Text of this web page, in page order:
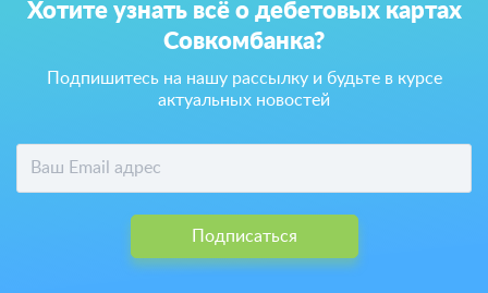
Хотите узнать всё о дебетовых картах
Совкомбанка?
Подпишитесь на нашу рассылку и будьте в курсе
актуальных новостей
Подписаться